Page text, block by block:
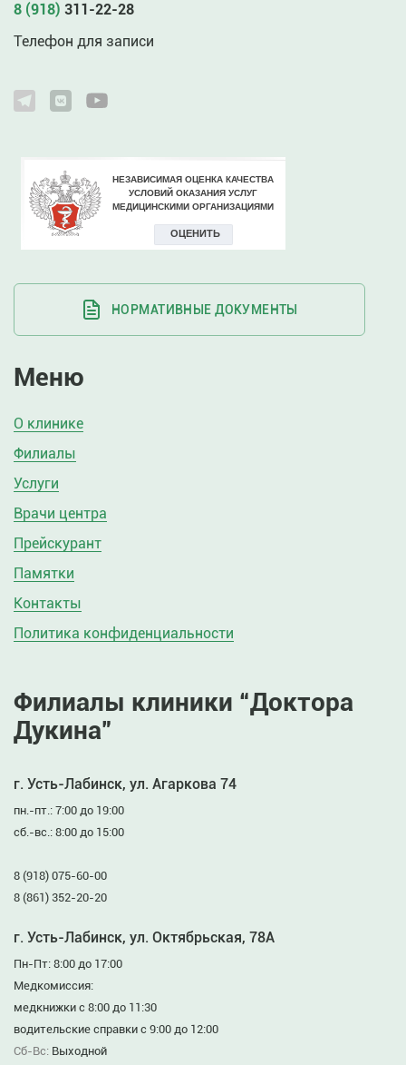
8 (918) 311-22-28
Телефон для записи
НОРМАТИВНЫЕ ДОКУМЕНТЫ
Меню
О клинике
Филиалы
Услуги
Врачи центра
Прейскурант
Памятки
Контакты
Политика конфиденциальности
Филиалы клиники “Доктора
Дукина”
г. Усть-Лабинск, ул. Агаркова 74
пн.-пт.: 7:00 до 19:00
сб.-вс.: 8:00 до 15:00
8 (918) 075-60-00
8 (861) 352-20-20
г. Усть-Лабинск, ул. Октябрьская, 78А
Пн-Пт: 8:00 до 17:00
Медкомиссия:
медкнижки с 8:00 до 11:30
водительские справки с 9:00 до 12:00
Сб-Вс: Выходной